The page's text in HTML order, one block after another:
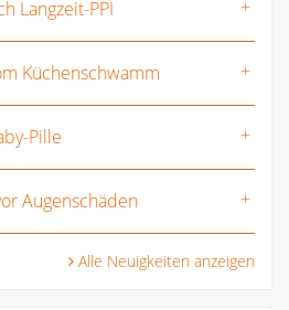
Langzeit-PPI
Küchenschwamm
Pille
Augenschäden
Alle Neuigkeiten anzeigen